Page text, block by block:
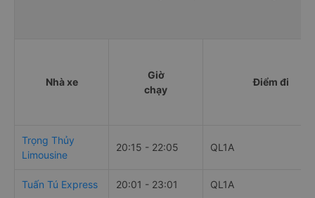
Nhà xe
Giờ
chạy
Điểm đi
Trọng Thủy
Limousine
20:15 - 22:05 QL1A
Tuấn Tú Express 20:01 - 23:01 QL1A